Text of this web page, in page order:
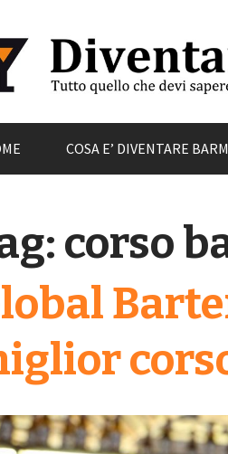
COSA E’ DIVENTARE
corso